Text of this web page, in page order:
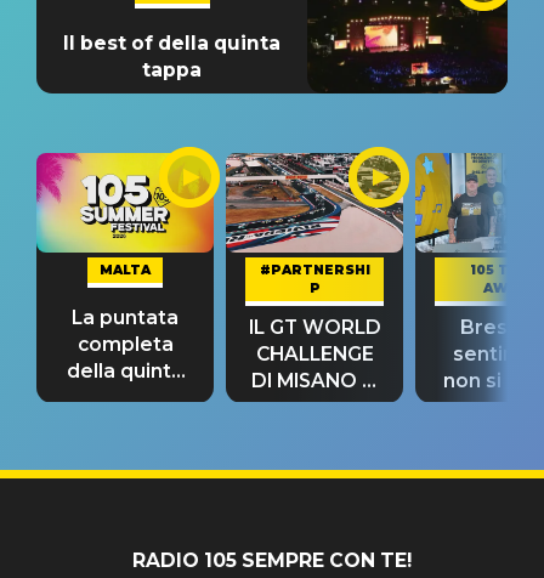
Il best of della quinta
tappa
MALTA
La puntata
completa
della quinta
tappa
#PARTNERSHI
P
IL GT WORLD
CHALLENGE
DI MISANO si
riconferma
105 TAKE
AWAY
Bresh:
non si
fino alla
RADIO 105 SEMPRE CON TE!